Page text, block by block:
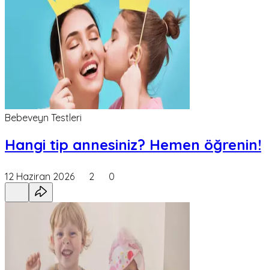
Bebeveyn Testleri
Hangi tip annesiniz? Hemen öğrenin!
12 Haziran 2026 2 0